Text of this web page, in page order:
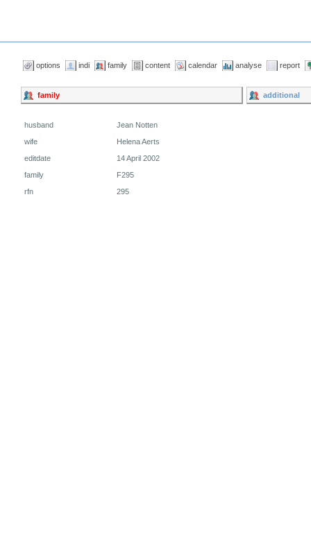
options indi family content calendar analyse report
family additional
husband
Jean Notten
wife
Helena Aerts
editdate
14 April 2002
family
F295
rfn
295